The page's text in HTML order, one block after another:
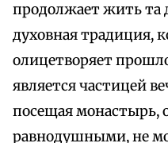
продолжает жить та
духовная традиция,
олицетворяет
является частицей
посещая монастырь,
равнодушными, не